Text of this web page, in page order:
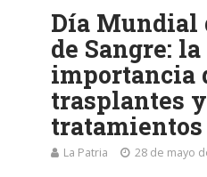
Día Mundial
de Sangre: la
importancia
trasplantes
tratamientos
La Patria 28 de mayo